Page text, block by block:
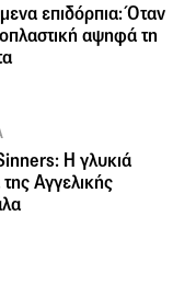
επιδόρπια: Όταν
αψηφά τη
Η γλυκιά
Αγγελικής